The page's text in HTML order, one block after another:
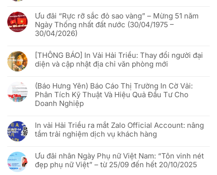
“đánh
thức”
cờ
phướn
quảng
công
nghệ
Phygital
lễ
Giỗ
Tổ
Hùng
Vương
01/05/2026
bình
luận
ở
[Thông
Báo]
en.haitrieu.com:
Quyết
định
để
phục
vụ
khách
hơn
Ưu đãi “Rực rỡ sắc đỏ sao vàng” – Mừng 51 năm
Ngày Thống nhất đất nước (30/04/1975 –
30/04/2026)
bình
luận
ở
“Rực
rỡ
sắc
đỏ
sao
Mừng
51
năm
nhất
đất
nước
(30/04/1975
[THÔNG BÁO] In Vải Hải Triều: Thay đổi người đại
diện và cập nhật địa chỉ văn phòng mới
bình
luận
ở
[THÔNG
BÁO]
Hải
Triều:
Thay
đại
diện
và
(Báo Hưng Yên) Báo Cáo Thị Trường In Cờ Vải:
Phân Tích Kỹ Thuật Và Hiệu Quả Đầu Tư Cho
Doanh Nghiệp
bình
luận
ở
Yên)
Báo
Cáo
Thị
In vải Hải Triều ra mắt Zalo Official Account: nâng
tầm trải nghiệm dịch vụ khách hàng
bình
luận
ở
Ưu đãi nhân Ngày Phụ nữ Việt Nam: “Tôn vinh nét
đẹp phụ nữ Việt” – từ 25/09 đến hết 20/10/2025